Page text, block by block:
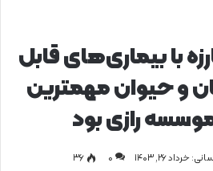
با بیماری‌های قابل
و حیوان مهمترین
رازی بود
خرداد ۲۶, ۱۴۰۳ 0
۳۶